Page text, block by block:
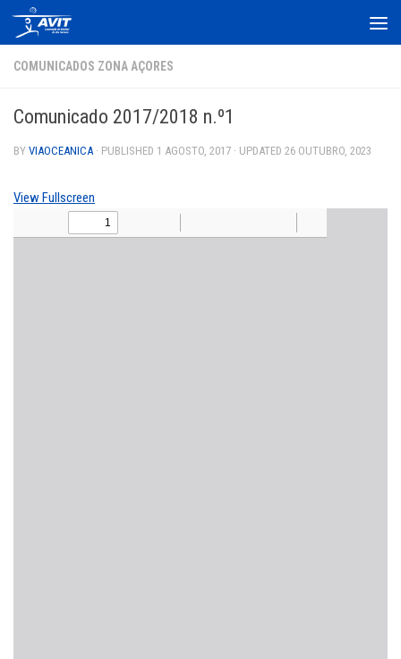
Skip to content
COMUNICADOS ZONA AÇORES
Comunicado 2017/2018 n.º1
BY VIAOCEANICA · PUBLISHED 1 AGOSTO, 2017 · UPDATED 26 OUTUBRO, 2023
View Fullscreen